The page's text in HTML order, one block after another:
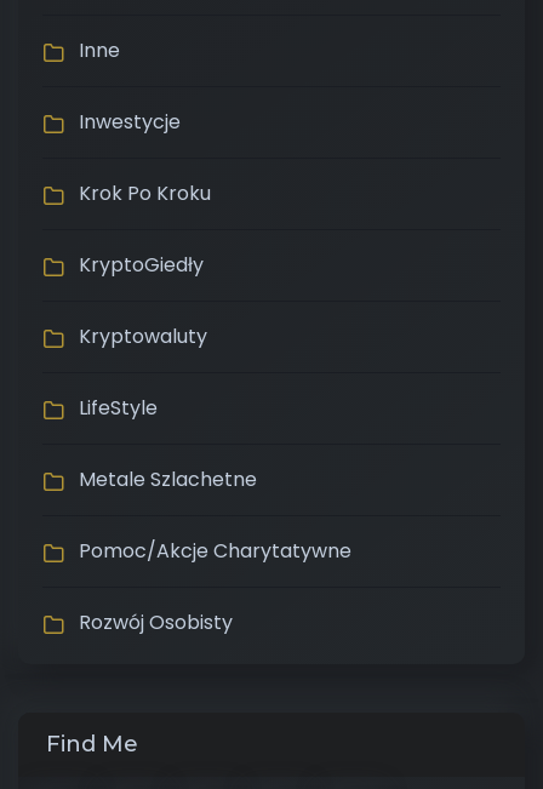
Inne
Inwestycje
Krok Po Kroku
KryptoGiedły
Kryptowaluty
LifeStyle
Metale Szlachetne
Pomoc/Akcje Charytatywne
Rozwój Osobisty
Find Me